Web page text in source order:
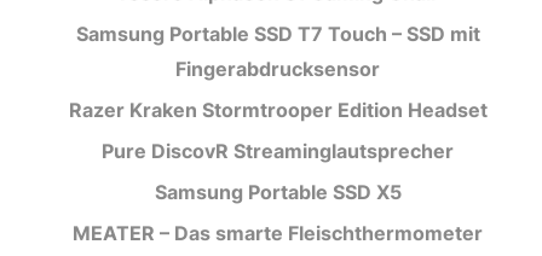
Samsung Portable SSD T7 Touch – SSD mit
Fingerabdrucksensor
Razer Kraken Stormtrooper Edition Headset
Pure DiscovR Streaminglautsprecher
Samsung Portable SSD X5
MEATER – Das smarte Fleischthermometer